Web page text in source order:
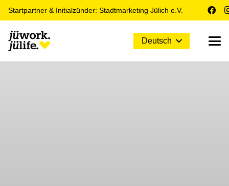
Startpartner & Initialzünder: Stadtmarketing Jülich e.V.
Deutsch